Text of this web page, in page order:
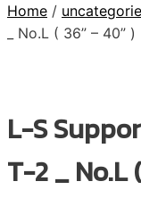
Home /
_ No.L ( 36” – 40” )
L-S
T-2 _ No.L